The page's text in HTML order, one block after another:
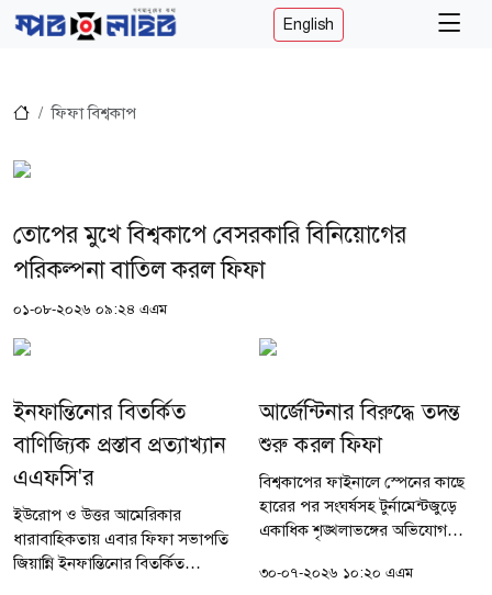
English
ফিফা বিশ্বকাপ
তোপের মুখে বিশ্বকাপে বেসরকারি বিনিয়োগের
পরিকল্পনা বাতিল করল ফিফা
০১-০৮-২০২৬ ০৯:২৪ এএম
ইনফান্তিনোর বিতর্কিত
বাণিজ্যিক প্রস্তাব প্রত্যাখ্যান
এএফসি'র
ইউরোপ ও উত্তর আমেরিকার
ধারাবাহিকতায় এবার ফিফা সভাপতি
জিয়ান্নি ইনফান্তিনোর বিতর্কিত
আর্জেন্টিনার বিরুদ্ধে তদন্ত
শুরু করল ফিফা
বিশ্বকাপের ফাইনালে স্পেনের কাছে
হারের পর সংঘর্ষসহ টুর্নামেন্টজুড়ে
একাধিক শৃঙ্খলাভঙ্গের অভিযোগ
অভিযোগের ভিত্তিতে দেশটির
৩০-০৭-২০২৬ ১০:২০ এএম